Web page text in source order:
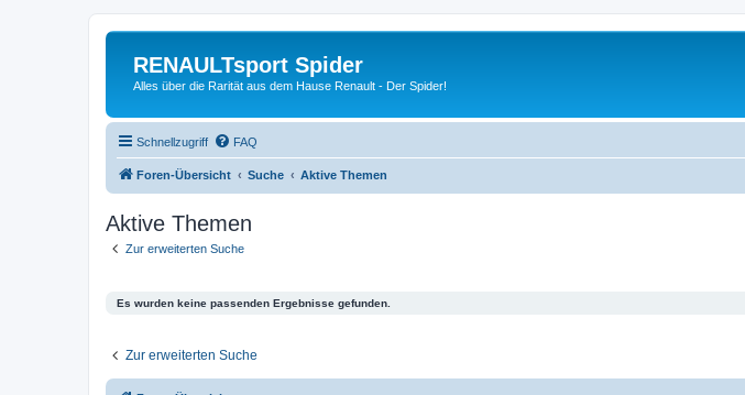
RENAULTsport Spider
Alles über die Rarität aus dem Hause Renault - Der Spider!
Schnellzugriff FAQ
Foren-Übersicht Suche Aktive Themen
Aktive Themen
Zur erweiterten Suche
Es wurden keine passenden Ergebnisse gefunden.
Zur erweiterten Suche